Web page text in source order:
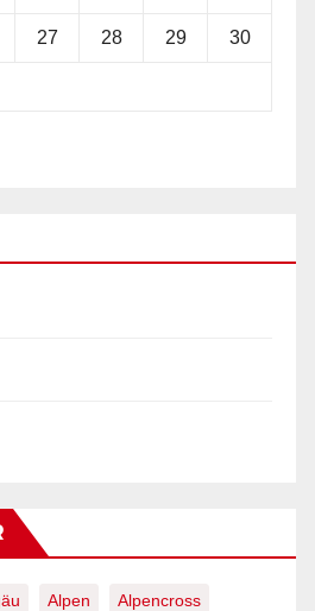
27 28 29 30
Alpen Alpencross